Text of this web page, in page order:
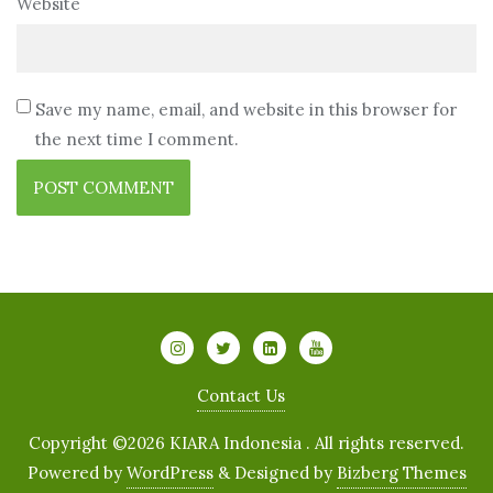
Website
Save my name, email, and website in this browser for
the next time I comment.
Contact Us
Copyright ©2026 KIARA Indonesia . All rights reserved.
Powered by WordPress & Designed by Bizberg Themes